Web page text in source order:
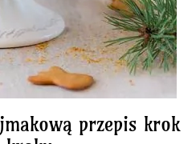
przepis krok